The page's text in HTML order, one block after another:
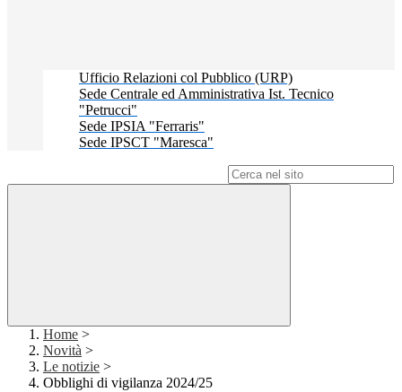
Ufficio Relazioni col Pubblico (URP)
Sede Centrale ed Amministrativa Ist. Tecnico
"Petrucci"
Sede IPSIA "Ferraris"
Sede IPSCT "Maresca"
Home >
Novità >
Le notizie >
Obblighi di vigilanza 2024/25